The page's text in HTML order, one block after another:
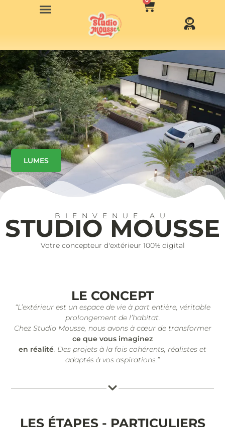
LUMES
BIENVENUE AU
STUDIO MOUSSE
Votre concepteur d'extérieur 100% digital
LE CONCEPT
“L’extérieur est un espace de vie à part entière, véritable
prolongement de l’habitat.
Chez Studio Mousse, nous avons à cœur de transformer
ce que vous imaginez
en réalité. Des projets à la fois cohérents, réalistes et
adaptés à vos aspirations.”
LES ÉTAPES - PARTICULIERS